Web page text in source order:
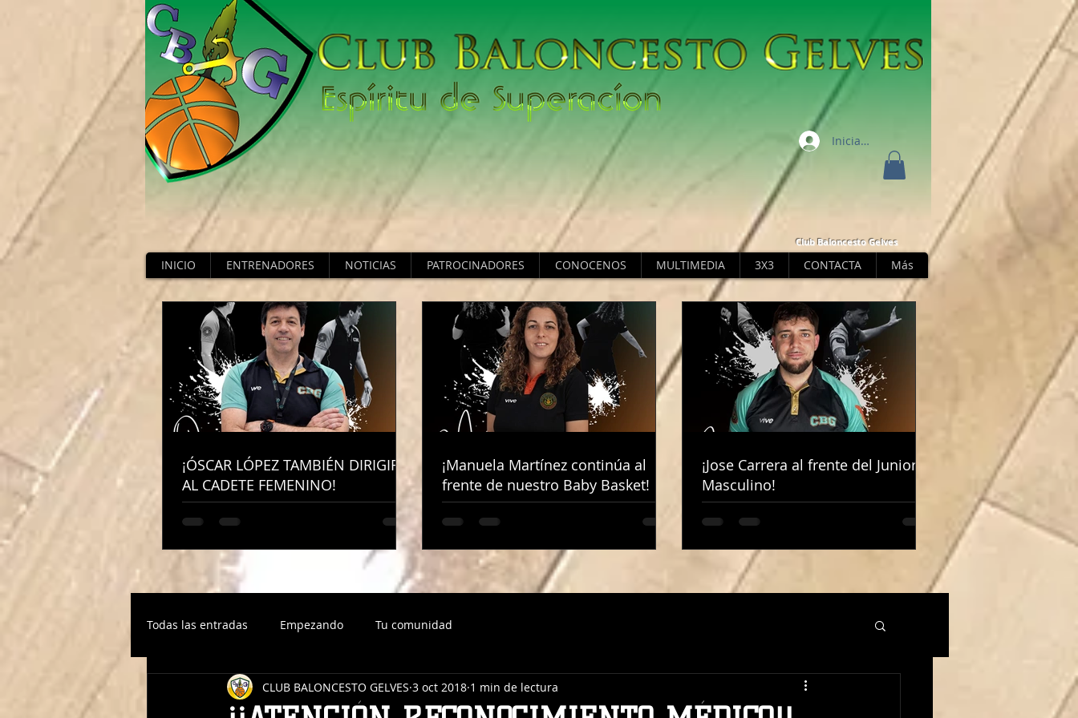
Iniciar sesión
Club Baloncesto Gelves
INICIO ENTRENADORES NOTICIAS PATROCINADORES CONOCENOS MULTIMEDIA 3X3 CONTACTA Más
¡ÓSCAR LÓPEZ TAMBIÉN DIRIGIRÁ
AL CADETE FEMENINO!
¡Manuela Martínez continúa al
frente de nuestro Baby Basket!
¡Jose Carrera al frente del Junior
Masculino!
¡ÓSCAR LÓPEZ TAMBIÉN DIRIGIRÁ
AL CADETE FEMENINO!
¡Manuela Martínez continúa al
frente de nuestro Baby Basket!
¡Jose Carrera al frente del Junior
Masculino!
Todas las entradas Empezando Tu comunidad
CLUB BALONCESTO GELVES 3 oct 2018 1 min de lectura